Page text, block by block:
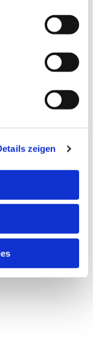
zeigen